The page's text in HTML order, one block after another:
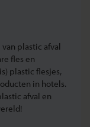
plastic afval
fles en
plastic flesjes,
in hotels.
afval en